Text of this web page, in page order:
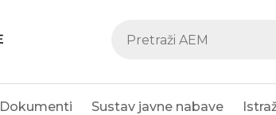
Dokumenti Sustav javne nabave